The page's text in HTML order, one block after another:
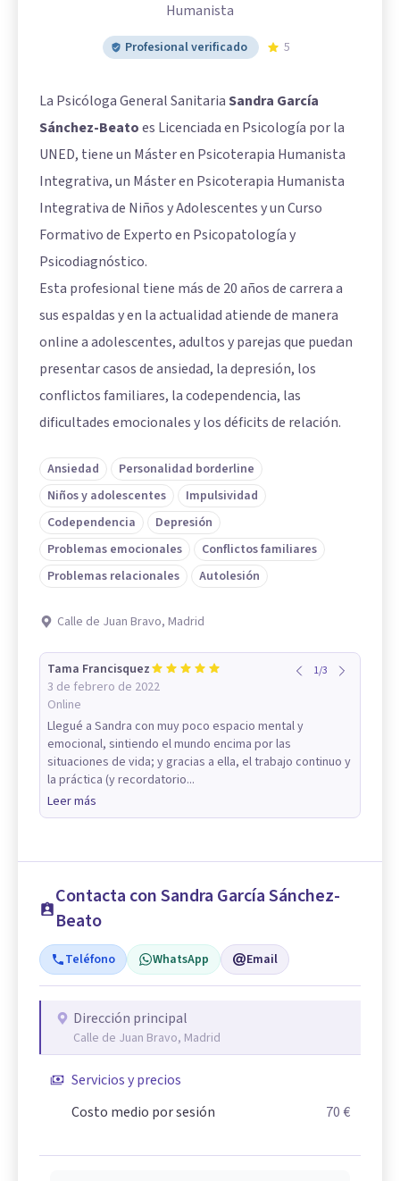
Humanista
Profesional verificado 5
La Psicóloga General SanitariaSandra García
Sánchez-Beatoes Licenciada en Psicología por la
UNED, tiene un Máster en Psicoterapia Humanista
Integrativa, un Máster en Psicoterapia Humanista
Integrativa de Niños y Adolescentes y un Curso
Formativo de Experto en Psicopatología y
Psicodiagnóstico.
Esta profesional tiene más de 20 años de carrera a
sus espaldas y en la actualidad atiende de manera
online a adolescentes, adultos y parejas que puedan
presentar casos de ansiedad, la depresión, los
conflictos familiares, la codependencia, las
dificultades emocionales y los déficits de relación.
Ansiedad
Personalidad borderline
Niños y adolescentes
Impulsividad
Codependencia
Depresión
Problemas emocionales
Conflictos familiares
Problemas relacionales
Autolesión
Calle de Juan Bravo, Madrid
Tama Francisquez
3 de febrero de 2022
Online
1/3
Llegué a Sandra con muy poco espacio mental y
emocional, sintiendo el mundo encima por las
situaciones de vida; y gracias a ella, el trabajo continuo y
la práctica (y recordatorio...
Leer más
Contacta con Sandra García Sánchez-
Beato
Teléfono WhatsApp Email
Dirección principal
Calle de Juan Bravo, Madrid
Servicios y precios
Costo medio por sesión
70 €